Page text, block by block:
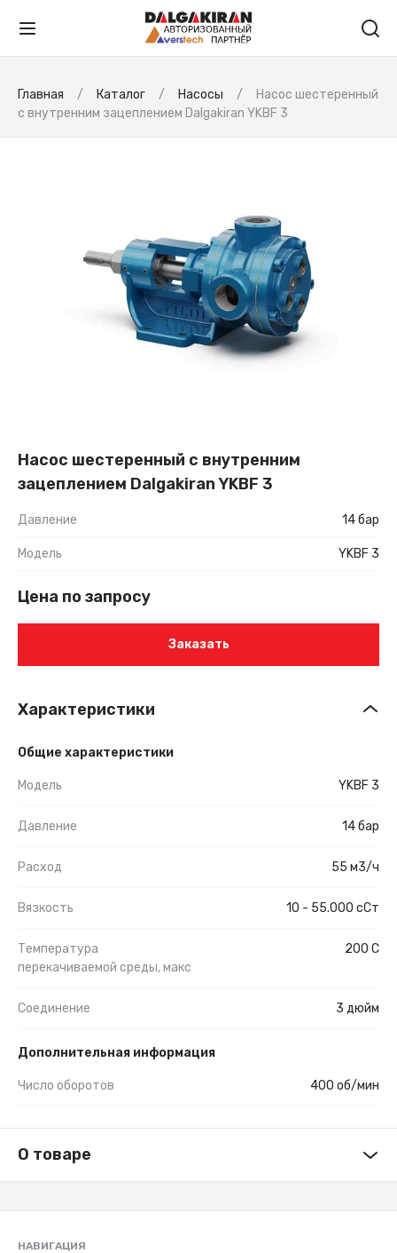
Главная Каталог Насосы
Насос шестеренный
с внутренним зацеплением Dalgakiran YKBF 3
Насос шестеренный с внутренним
зацеплением Dalgakiran YKBF 3
Давление 14 бар
Модель YKBF 3
Цена по запросу
Заказать
Характеристики
Общие характеристики
Модель YKBF 3
Давление 14 бар
Расход 55 м3/ч
Вязкость 10 - 55.000 сСт
Температура
перекачиваемой среды, макс
200 С
Соединение 3 дюйм
Дополнительная информация
Число оборотов 400 об/мин
О товаре
НАВИГАЦИЯ